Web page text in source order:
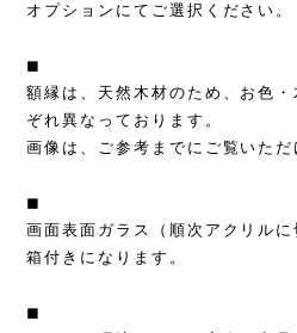
オプションにてご選択ください。
◼︎
額縁は、天然木材のため、お色
ぞれ異なっております。
画像は、ご参考までにご覧いただ
◼︎
画面表面ガラス（順次アクリルに
箱付きになります。
◼︎